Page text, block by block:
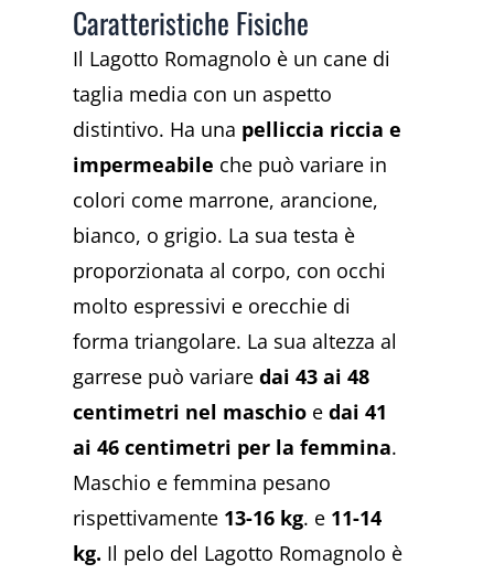
Caratteristiche Fisiche
Il Lagotto Romagnolo è un cane di
taglia media con un aspetto
distintivo. Ha una pelliccia riccia e
impermeabile che può variare in
colori come marrone, arancione,
bianco, o grigio. La sua testa è
proporzionata al corpo, con occhi
molto espressivi e orecchie di
forma triangolare. La sua altezza al
garrese può variaredai 43 ai 48
centimetri nel maschio edai 41
ai 46 centimetri per la femmina.
Maschio e femmina pesano
rispettivamente 13-16 kg. e 11-14
kg. Il pelo del Lagotto Romagnolo è